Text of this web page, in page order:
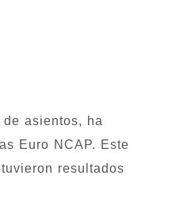
asientos, ha
Euro NCAP. Este
resultados